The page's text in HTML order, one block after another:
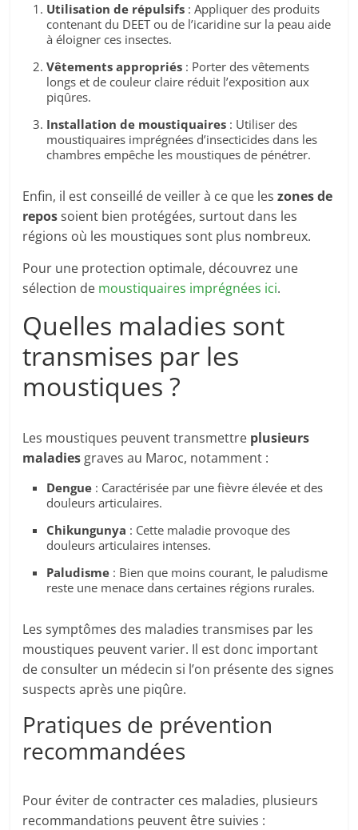
Utilisation de répulsifs : Appliquer des produits
contenant du DEET ou de l’icaridine sur la peau aide
à éloigner ces insectes.
Vêtements appropriés : Porter des vêtements
longs et de couleur claire réduit l’exposition aux
piqûres.
Installation de moustiquaires : Utiliser des
moustiquaires imprégnées d’insecticides dans les
chambres empêche les moustiques de pénétrer.
Enfin, il est conseillé de veiller à ce que leszones de
repossoient bien protégées, surtout dans les
régions où les moustiques sont plus nombreux.
Pour une protection optimale, découvrez une
sélection de moustiquaires imprégnées ici.
Quelles maladies sont
transmises par les
moustiques ?
Les moustiques peuvent transmettre plusieurs
maladies graves au Maroc, notamment :
Dengue : Caractérisée par une fièvre élevée et des
douleurs articulaires.
Chikungunya : Cette maladie provoque des
douleurs articulaires intenses.
Paludisme : Bien que moins courant, le paludisme
reste une menace dans certaines régions rurales.
Les symptômes des maladies transmises par les
moustiques peuvent varier. Il est donc important
de consulter un médecin si l’on présente des signes
suspects après une piqûre.
Pratiques de prévention
recommandées
Pour éviter de contracter ces maladies, plusieurs
recommandations peuvent être suivies :